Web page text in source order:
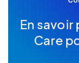
En savoir
Care